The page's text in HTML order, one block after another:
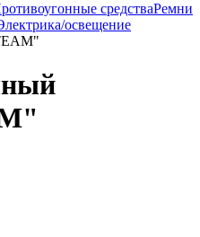
средстваРемни
освещение